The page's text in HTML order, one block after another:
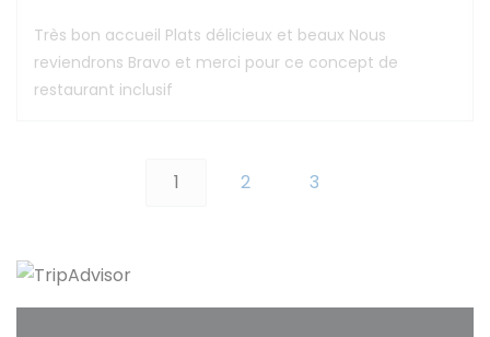
Très bon accueil Plats délicieux et beaux Nous
reviendrons Bravo et merci pour ce concept de
restaurant inclusif
1 2 3